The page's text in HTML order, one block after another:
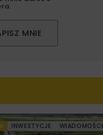
MNIE
INWESTYCJE WIADOMOŚCI